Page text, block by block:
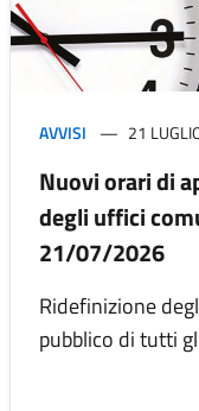
AVVISI 21
Nuovi orari di
degli uffici
21/07/2026
Ridefinizione
pubblico di tutti